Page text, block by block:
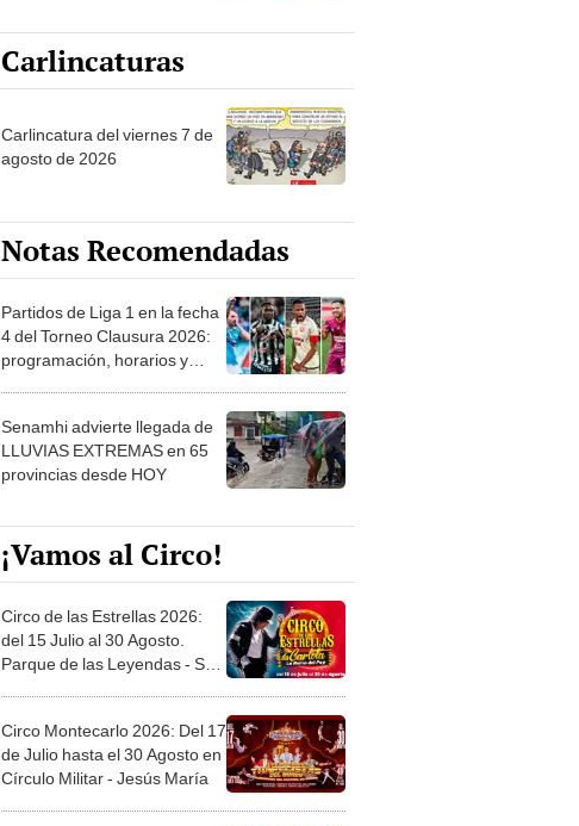
Carlincaturas
Carlincatura del viernes 7 de
agosto de 2026
Notas Recomendadas
Partidos de Liga 1 en la fecha
4 del Torneo Clausura 2026:
programación, horarios y
Senamhi advierte llegada de
LLUVIAS EXTREMAS en 65
provincias desde HOY
¡Vamos al Circo!
Circo de las Estrellas 2026:
del 15 Julio al 30 Agosto.
Parque de las Leyendas - San
Circo Montecarlo 2026: Del 17
de Julio hasta el 30 Agosto en
Círculo Militar - Jesús María